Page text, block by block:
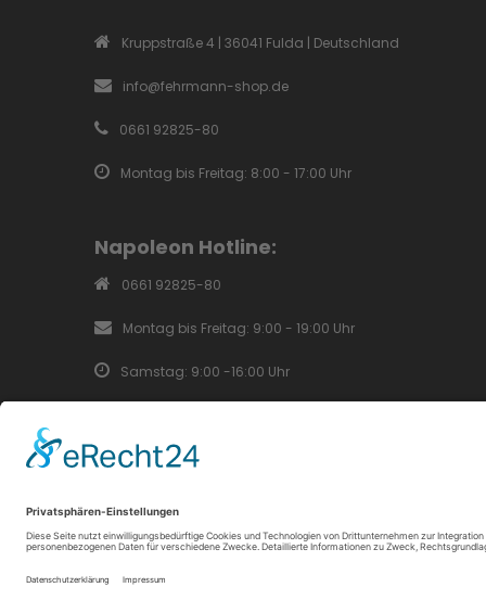
Kruppstraße 4 | 36041 Fulda | Deutschland
info@fehrmann-shop.de
0661 92825-80
Montag bis Freitag: 8:00 - 17:00 Uhr
Napoleon Hotline:
0661 92825-80
Montag bis Freitag: 9:00 - 19:00 Uhr
Samstag: 9:00 -16:00 Uhr
Copyright © 2021 by Rudolf Fehrmann GmbH & Co. KG All